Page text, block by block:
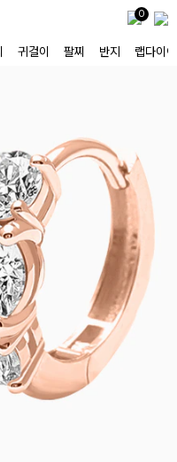
0
귀걸이 팔찌 반지 랩다이아